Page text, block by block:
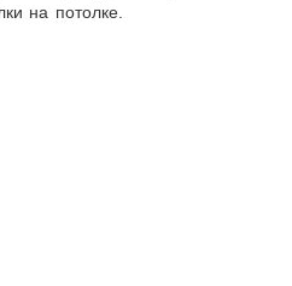
на потолке.